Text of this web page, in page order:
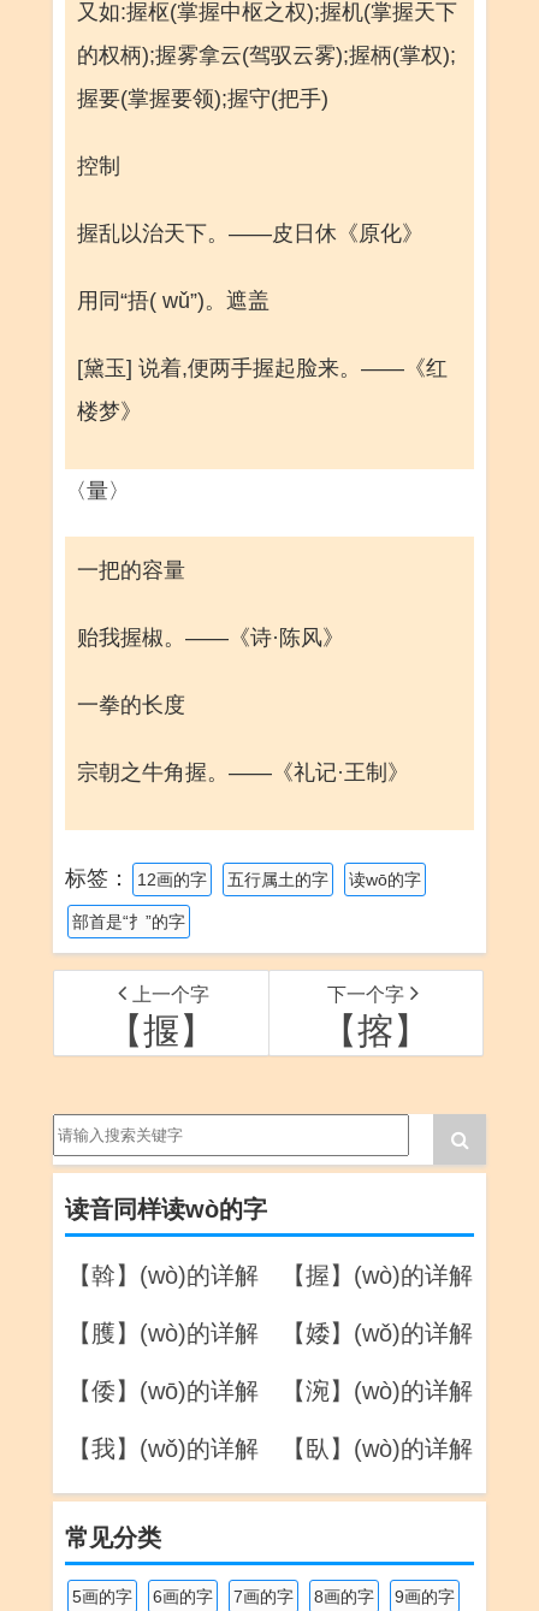
又如:握枢(掌握中枢之权);握机(掌握天下
的权柄);握雾拿云(驾驭云雾);握柄(掌权);
握要(掌握要领);握守(把手)
控制
握乱以治天下。——皮日休《原化》
用同“捂( wǔ”)。遮盖
[黛玉] 说着,便两手握起脸来。——《红
楼梦》
〈量〉
一把的容量
贻我握椒。——《诗·陈风》
一拳的长度
宗朝之牛角握。——《礼记·王制》
标签： 12画的字 五行属土的字 读wō的字
部首是“扌”的字
上一个字
【揠】
下一个字
【揢】
读音同样读wò的字
【斡】(wò)的详解 【握】(wò)的详解
【臒】(wò)的详解 【婑】(wǒ)的详解
【倭】(wō)的详解 【涴】(wò)的详解
【我】(wǒ)的详解 【臥】(wò)的详解
常见分类
5画的字 6画的字 7画的字 8画的字
9画的字